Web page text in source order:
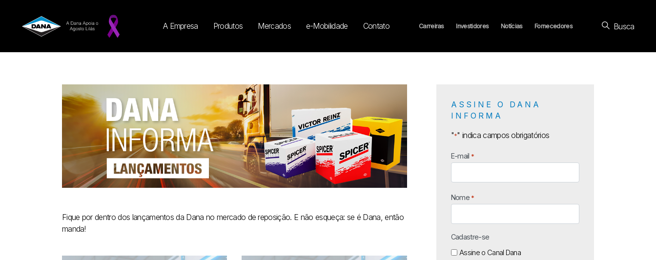
A Empresa Produtos Mercados e-Mobilidade Contato Carreiras Investidores Notícias Fornecedores Busca
Fique por dentro dos lançamentos da Dana no mercado de reposição. E não esqueça: se é Dana, então
manda!
ASSINE O DANA
INFORMA
"*" indica campos obrigatórios
E-mail *
Nome *
Cadastre-se
Assine o Canal Dana